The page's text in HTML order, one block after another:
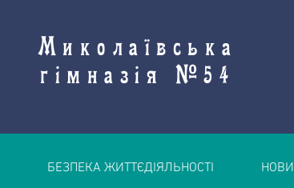
Миколаївська
гімназія №54
БЕЗПЕКА ЖИТТЄДІЯЛЬНОСТІ